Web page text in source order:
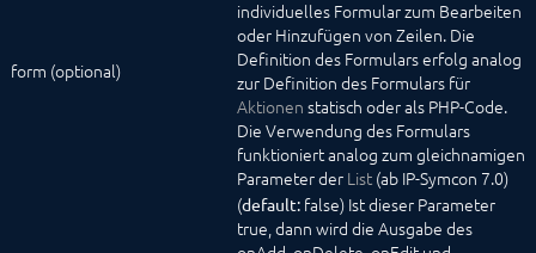
SelectIcon
form (optional)
individuelles Formular zum Bearbeiten
oder Hinzufügen von Zeilen. Die
Definition des Formulars erfolg analog
zur Definition des Formulars für
Aktionen statisch oder als PHP-Code.
Die Verwendung des Formulars
funktioniert analog zum gleichnamigen
Parameter der List (ab IP-Symcon 7.0)
(default: false) Ist dieser Parameter
true, dann wird die Ausgabe des